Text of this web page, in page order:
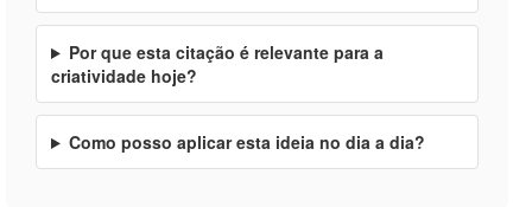
Por que esta citação é relevante para a
criatividade hoje?
Como posso aplicar esta ideia no dia a dia?